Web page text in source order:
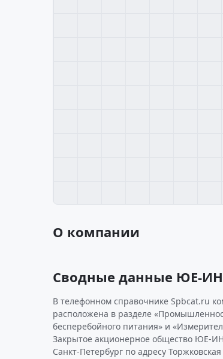
О компании
Сводные данные ЮЕ-
В телефонном справочнике Spbcat.ru
расположена в разделе
бесперебойного питания» и
Закрытое акционерное общество ЮЕ-
Санкт-Петербург по адресу